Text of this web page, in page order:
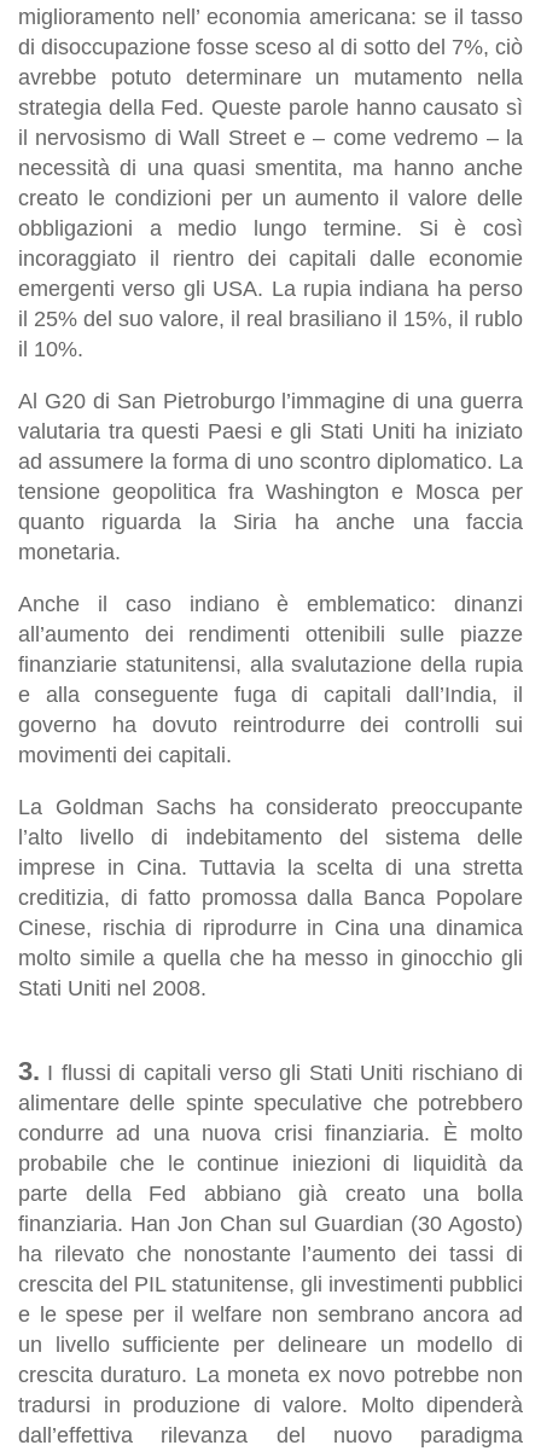
miglioramento nell’ economia americana: se il tasso
di disoccupazione fosse sceso al di sotto del 7%, ciò
avrebbe potuto determinare un mutamento nella
strategia della Fed. Queste parole hanno causato sì
il nervosismo diWall Streete – come vedremo – la
necessità di una quasi smentita, ma hanno anche
creato le condizioni per un aumento il valore delle
obbligazioni a medio lungo termine. Si è così
incoraggiato il rientro dei capitali dalle economie
emergenti verso gli USA. La rupia indiana ha perso
il 25% del suo valore, il real brasiliano il 15%, il rublo
il 10%.
Al G20 di San Pietroburgo l’immagine di una guerra
valutaria tra questi Paesi e gli Stati Uniti ha iniziato
ad assumere la forma di uno scontro diplomatico. La
tensione geopolitica fra Washington e Mosca per
quanto riguarda la Siria ha anche una faccia
monetaria.
Anche il caso indiano è emblematico: dinanzi
all’aumento dei rendimenti ottenibili sulle piazze
finanziarie statunitensi, alla svalutazione della rupia
e alla conseguente fuga di capitali dall’India, il
governo ha dovuto reintrodurre dei controlli sui
movimenti dei capitali.
La Goldman Sachs ha considerato preoccupante
l’alto livello di indebitamento del sistema delle
imprese in Cina. Tuttavia la scelta di una stretta
creditizia, di fatto promossa dalla Banca Popolare
Cinese, rischia di riprodurre in Cina una dinamica
molto simile a quella che ha messo in ginocchio gli
Stati Uniti nel 2008.
3. I flussi di capitali verso gli Stati Uniti rischiano di
alimentare delle spinte speculative che potrebbero
condurre ad una nuova crisi finanziaria. È molto
probabile che le continue iniezioni di liquidità da
parte della Fed abbiano già creato una bolla
finanziaria. Han Jon Chan sul Guardian (30 Agosto)
ha rilevato che nonostante l’aumento dei tassi di
crescita del PIL statunitense, gli investimenti pubblici
e le spese per ilwelfare non sembrano ancora ad
un livello sufficiente per delineare un modello di
crescita duraturo. La moneta ex novo potrebbe non
tradursi in produzione di valore. Molto dipenderà
dall’effettiva rilevanza del nuovo paradigma